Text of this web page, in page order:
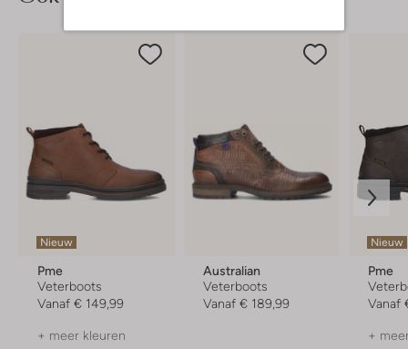
Nieuw
Pme
Veterboots
Vanaf € 149,99
+ meer kleuren
Australian
Veterboots
Vanaf € 189,99
Nieuw
Pme
Vanaf
+